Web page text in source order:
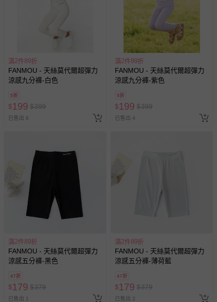
滿2件89折
FANMOU - 天絲莫代爾超彈力
涼感九分褲-白色
5折
$199 $399
已售出 6
滿2件89折
FANMOU - 天絲莫代爾超彈力
涼感九分褲-紫色
5折
$199 $399
已售出 4
滿2件89折
FANMOU - 天絲莫代爾超彈力
涼感五分褲-黑色
47折
$179 $379
已售出 1
滿2件89折
FANMOU - 天絲莫代爾超彈力
涼感五分褲-薄荷藍
47折
$179 $379
已售出 2